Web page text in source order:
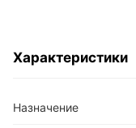
Характеристики
Назначение